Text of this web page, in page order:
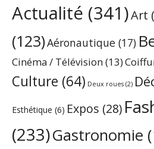
Actualité (341)Art
(123)Aéronautique (17)
Cinéma / Télévision(13)
Culture (64) Deux roues (2)
Esthétique (6) Expos (28)
(233)Gastronomie